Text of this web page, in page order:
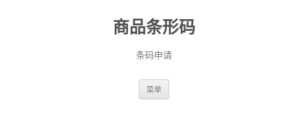
商品条形码
条码申请
菜单